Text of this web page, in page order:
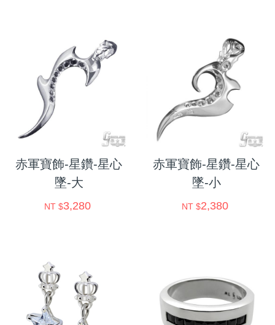
赤軍寶飾-星鑽-星心
墜-大
NT $3,280
赤軍寶飾-星鑽-星心
墜-小
NT $2,380